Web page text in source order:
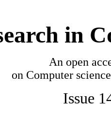
in
An open
on Computer
Issue